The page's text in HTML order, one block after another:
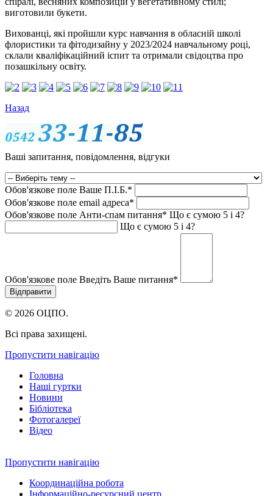
виготовили букети.
Вихованці, які пройшли курс навчання в обласній школі
флористики та фітодизайну у 2023/2024 навчальному році,
склали кваліфікаційний іспит та отримали свідоцтва про
позашкільну освіту.
Назад
Ваші запитання, повідомлення, відгуки
Обов'язкове поле Ваше П.I.Б.*
Обов'язкове поле email адреса*
Обов'язкове поле Анти-спам питання* Що є сумою 5 і 4?
Що є сумою 5 і 4?
Обов'язкове поле Введіть Ваше питання*
© 2026 ОЦПО.
Всі права захищені.
Пропустити навігацію
Головна
Наші гуртки
Новини
Бібліотека
Фотогалереї
Відео
Пропустити навігацію
Координаційна робота
Інформаційно-ресурсний центр